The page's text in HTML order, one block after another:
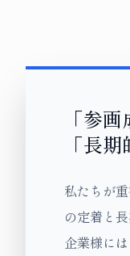
「参
「長
私たちが
の定着と
企業様に